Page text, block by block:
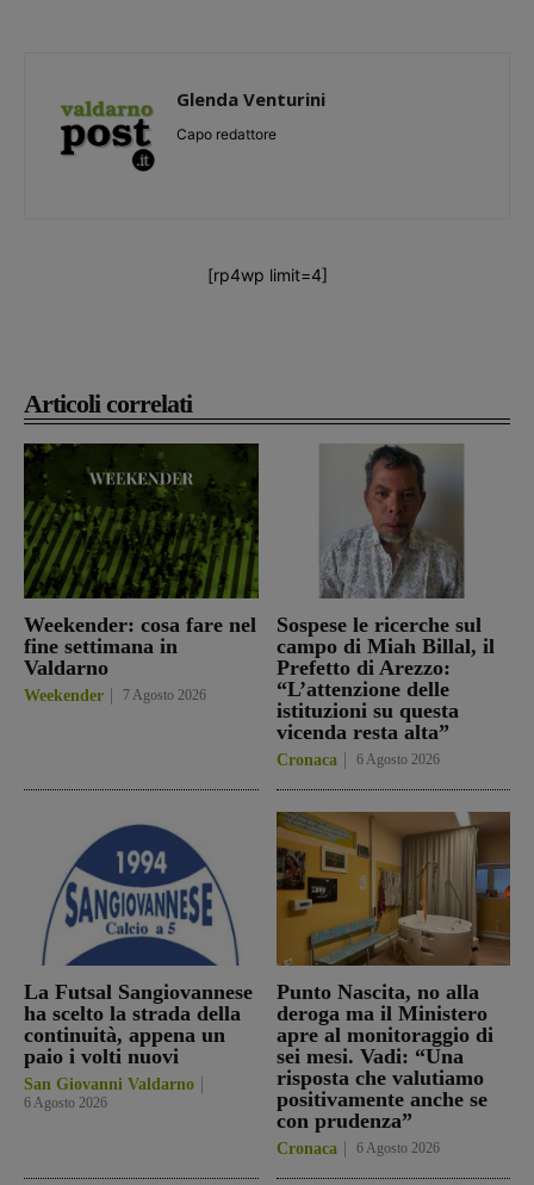
Articoli correlati
Weekender: cosa fare nel
fine settimana in
Valdarno
Weekender 7 Agosto 2026
Sospese le ricerche sul
campo di Miah Billal, il
Prefetto di Arezzo:
“L’attenzione delle
istituzioni su questa
vicenda resta alta”
Cronaca 6 Agosto 2026
La Futsal Sangiovannese
ha scelto la strada della
continuità, appena un
paio i volti nuovi
San Giovanni Valdarno
6 Agosto 2026
Punto Nascita, no alla
deroga ma il Ministero
apre al monitoraggio di
sei mesi. Vadi: “Una
risposta che valutiamo
positivamente anche se
con prudenza”
Cronaca 6 Agosto 2026
Glenda Venturini
Capo redattore
[rp4wp limit=4]